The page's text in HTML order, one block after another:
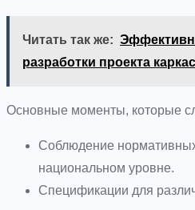
Читать так же:
разработки проекта
Основные моменты, которые
Соблюдение
национальном уровне.
Спецификации для